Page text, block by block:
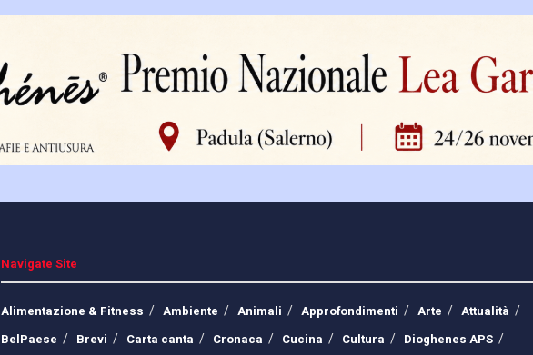
Navigate Site
Alimentazione & Fitness Ambiente Animali Approfondimenti Arte
Attualità
BelPaese
Brevi Carta canta Cronaca Cucina Cultura Dioghenes APS